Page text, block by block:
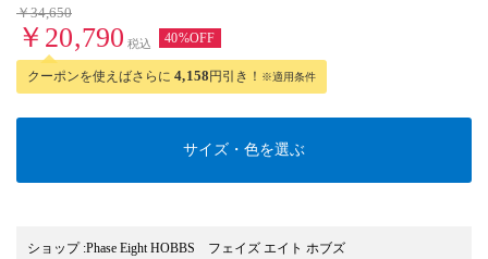
￥34,650
￥20,790 税込 40%OFF
クーポンを使えばさらに 4,158円引き！ ※適用条件
サイズ・色を選ぶ
ショップ:Phase Eight HOBBS フェイズ エイト ホブズ